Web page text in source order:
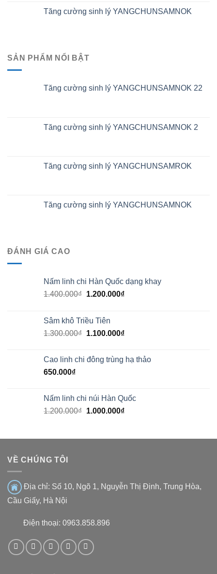
Tăng cường sinh lý YANGCHUNSAMNOK
SẢN PHẨM NỔI BẬT
Tăng cường sinh lý YANGCHUNSAMNOK 22
Tăng cường sinh lý YANGCHUNSAMNOK 2
Tăng cường sinh lý YANGCHUNSAMROK
Tăng cường sinh lý YANGCHUNSAMNOK
ĐÁNH GIÁ CAO
Nấm linh chi Hàn Quốc dạng khay
1.400.000₫ 1.200.000₫
Sâm khô Triều Tiên
1.300.000₫ 1.100.000₫
Cao linh chi đông trùng hạ thảo
650.000₫
Nấm linh chi núi Hàn Quốc
1.200.000₫ 1.000.000₫
VỀ CHÚNG TÔI
Địa chỉ: Số 10, Ngõ 1, Nguyễn Thị Định, Trung Hòa,
Cầu Giấy, Hà Nội
Điện thoại: 0963.858.896